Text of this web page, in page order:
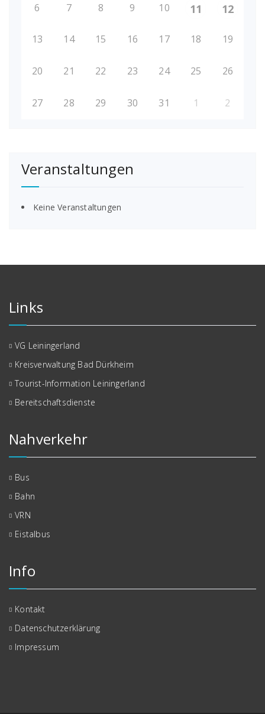
6 7 8 9 10 11 12
13 14 15 16 17 18 19
20 21 22 23 24 25 26
27 28 29 30 31 1 2
Veranstaltungen
Keine Veranstaltungen
Links
VG Leiningerland
Kreisverwaltung Bad Dürkheim
Tourist-Information Leiningerland
Bereitschaftsdienste
Nahverkehr
Bus
Bahn
VRN
Eistalbus
Info
Kontakt
Datenschutzerklärung
Impressum